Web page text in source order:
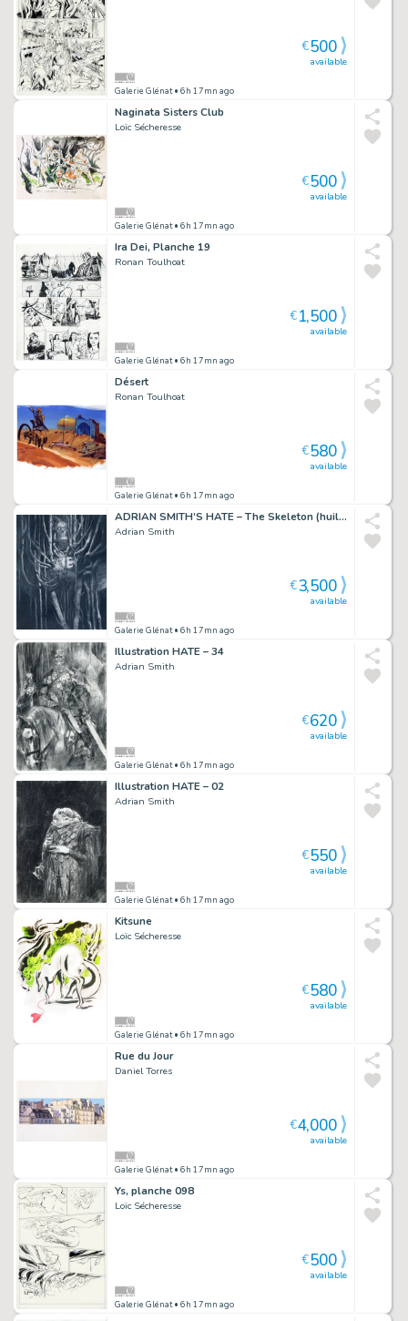
Galerie Glénat• 6h 17mn ago
available
€500
Naginata Sisters Club
Loïc Sécheresse
Galerie Glénat• 6h 17mn ago
available
€500
Ira Dei, Planche 19
Ronan Toulhoat
Galerie Glénat• 6h 17mn ago
available
€1,500
Désert
Ronan Toulhoat
Galerie Glénat• 6h 17mn ago
available
€580
ADRIAN SMITH’S HATE – The Skeleton (huile)
Adrian Smith
Galerie Glénat• 6h 17mn ago
available
€3,500
Illustration HATE – 34
Adrian Smith
Galerie Glénat• 6h 17mn ago
available
€620
Illustration HATE – 02
Adrian Smith
Galerie Glénat• 6h 17mn ago
available
€550
Kitsune
Loïc Sécheresse
Galerie Glénat• 6h 17mn ago
available
€580
Rue du Jour
Daniel Torres
Galerie Glénat• 6h 17mn ago
available
€4,000
Ys, planche 098
Loïc Sécheresse
Galerie Glénat• 6h 17mn ago
available
€500